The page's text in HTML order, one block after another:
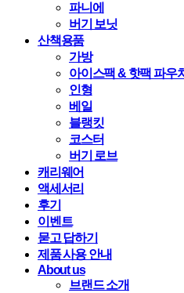
파니에
버기 보닛
산책용품
가방
아이스팩 & 핫팩 파우
인형
베일
블랭킷
코스터
버기 로브
캐리웨어
액세서리
후기
이벤트
묻고 답하기
제품 사용 안내
About us
브랜드 소개